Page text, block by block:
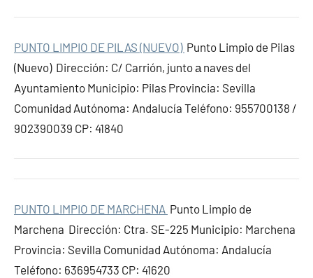
PUNTO LIMPIO DE PILAS (NUEVO) Punto Limpio de Pilas
(Nuevo) Dirección: C/ Carrión, junto а naves del
Ayuntamiento Municipio: Pilas Provincia: Sevilla
Comunidad Autónoma: Andalucía Teléfono: 955700138 /
902390039 CP: 41840
PUNTO LIMPIO DE MARCHENA Punto Limpio de
Marchena Dirección: Ctra. SE-225 Municipio: Marchena
Provincia: Sevilla Comunidad Autónoma: Andalucía
Teléfono: 636954733 CP: 41620